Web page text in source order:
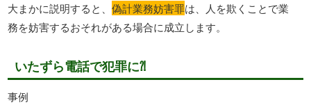
大まかに説明すると、偽計業務妨害罪は、人を欺くことで業
務を妨害するおそれがある場合に成立します。
いたずら電話で犯罪に⁈
事例